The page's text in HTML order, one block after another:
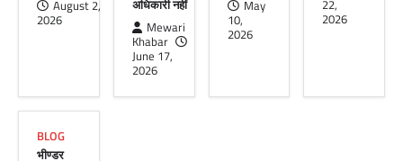
Mewari Khabar April 22, 2026
मेवाड़ी खबर@उदयपुर।दूर संचार सलाहकार समिति की
बैठक बुधवार को भारत संचार निगम लिमिटेड बीएसएनएल
August 2,
2026
अधिकारी नहीं
Mewari
Khabar
June 17,
2026
May
10,
2026
22,
2026
BLOG
भीण्डर